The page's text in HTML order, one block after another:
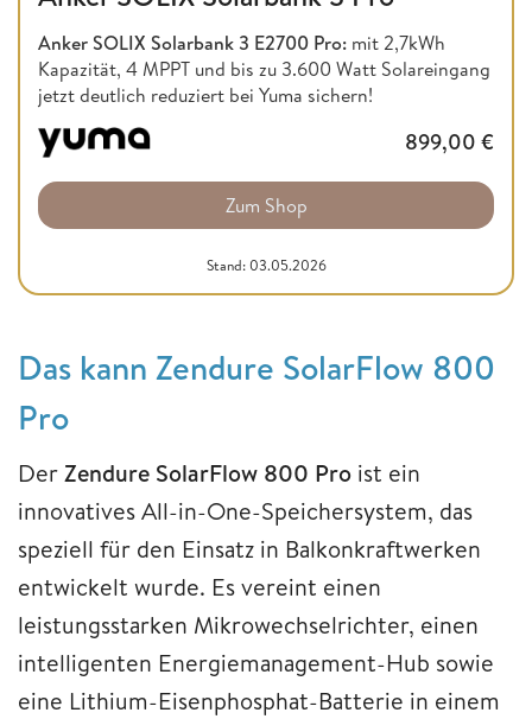
Anker SOLIX Solarbank 3 E2700 Pro: mit 2,7kWh
Kapazität, 4 MPPT und bis zu 3.600 Watt Solareingang
jetzt deutlich reduziert bei Yuma sichern!
899,00 €
Zum Shop
Stand: 03.05.2026
Das kann Zendure SolarFlow 800
Pro
DerZendure SolarFlow 800 Pro ist ein
innovatives All-in-One-Speichersystem, das
speziell für den Einsatz in Balkonkraftwerken
entwickelt wurde. Es vereint einen
leistungsstarken Mikrowechselrichter, einen
intelligenten Energiemanagement-Hub sowie
eine Lithium-Eisenphosphat-Batterie in einem